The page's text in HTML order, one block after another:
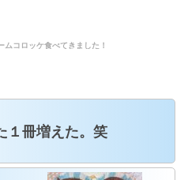
ムコロッケ食べてきました！
１冊増えた。笑